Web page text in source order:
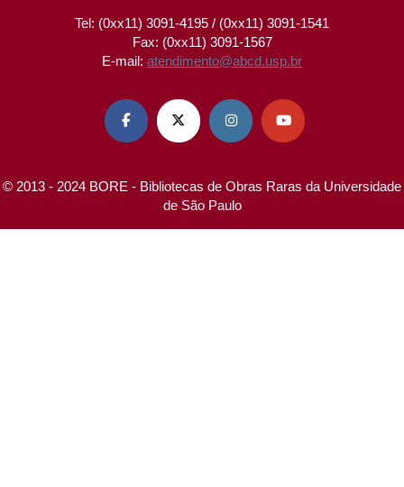
Tel: (0xx11) 3091-4195 / (0xx11) 3091-1541
Fax: (0xx11) 3091-1567
E-mail: atendimento@abcd.usp.br
   
© 2013 - 2024 BORE - Bibliotecas de Obras Raras da Universidade
de São Paulo